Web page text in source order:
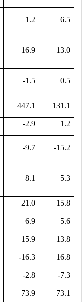
1.2 6.5
16.9 13.0
-1.5 0.5
447.1 131.1
-2.9 1.2
-9.7 -15.2
8.1 5.3
21.0 15.8
6.9 5.6
15.9 13.8
-16.3 16.8
-2.8 -7.3
73.9 73.1